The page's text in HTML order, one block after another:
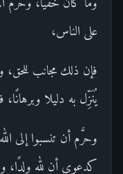
على الناس،
فإن ذلك مجانب للحق،
يُنَزِّل به دليلا
وحرَّم أن تنسبوا إلى
كدعوى أن لله ولدًا،